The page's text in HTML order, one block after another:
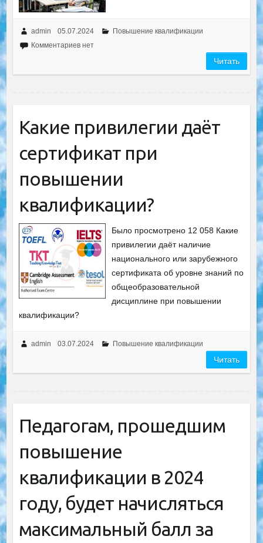
admin 05.07.2024
Повышение квалификации
Комментариев нет
Читать
Какие привилегии даёт
сертификат при
повышении
квалификации?
Было просмотрено 12 058 Какие
привилегии даёт наличие
национального или зарубежного
сертификата об уровне знаний по
общеобразовательной
дисциплине при повышении
квалификации?
admin 03.07.2024 Повышение квалификации
Читать
Педагогам, прошедшим
повышение
квалификации в 2024
году, будет начисляться
максимальный балл за